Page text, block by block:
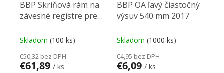
BBP Skriňová rám na
závesné registre pre
šírky 762mm/390 mm
Skladom (100 ks)
€50,32 bez DPH
€61,89 / ks
BBP OA ľavý čiastočný
výsuv 540 mm 2017
Skladom (1000 ks)
€4,95 bez DPH
€6,09 / ks